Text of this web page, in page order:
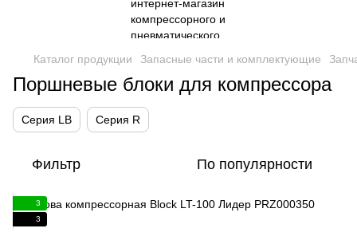
Каталог продукции Запасные части и комплектующие
Поршневые блоки для компрессора
Серия LB Серия R
Фильтр По популярности
3
3